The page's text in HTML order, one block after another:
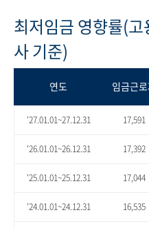
최저임금 영향률(
사 기준)
연도 임금근
'27.01.01~27.12.31 17,591
'26.01.01~26.12.31 17,392
'25.01.01~25.12.31 17,044
'24.01.01~24.12.31 16,535